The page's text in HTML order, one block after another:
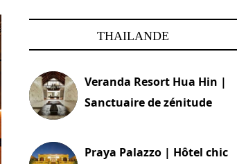
THAILANDE
Veranda Resort Hua Hin |
Sanctuaire de zénitude
Praya Palazzo | Hôtel chic